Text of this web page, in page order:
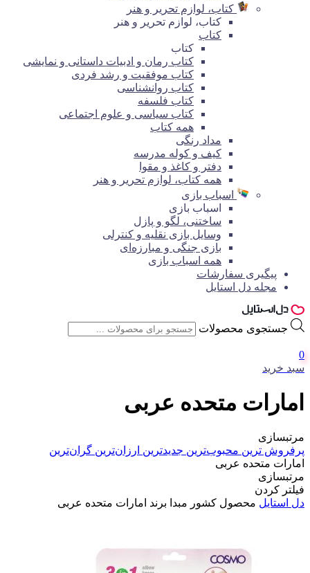
کتاب، لوازم تحریر و هنر
کتاب، لوازم تحریر و هنر
کتاب
کتاب
کتاب رمان و ادبیات داستانی و نمایشی
کتاب موفقیت و رشد فردی
کتاب روانشناسی
کتاب فلسفه
کتاب سیاسی و علوم اجتماعی
همه کتاب
مداد رنگی
کیف و کوله مدرسه
دفتر و کاغذ و مقوا
همه کتاب، لوازم تحریر و هنر
اسباب بازی
اسباب بازی
ساختنی، لگو و پازل
وسایل بازی نقلیه و کنترلی
بازی جنگی و مبارزه‌ای
همه اسباب بازی
پیگیری سفارشات
مجله دل استایل
جستجوی محصولات
0
سبد خرید
امارات متحده عربی
مرتبسازی
پرفروش ترین محبوب‌ترین جدیدترین ارزان‌ترین گران‌ترین
امارات متحده عربی
مرتبسازی
فیلتر کردن
دل استایل محصول کشور مبدا برند امارات متحده عربی